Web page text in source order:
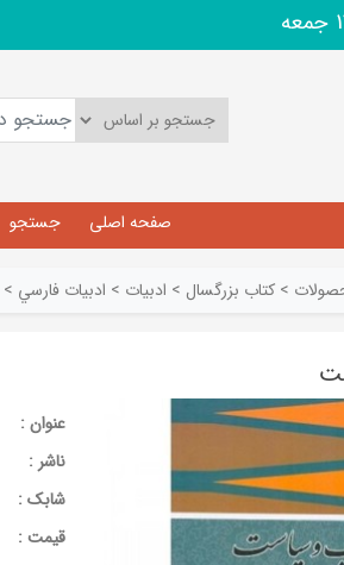
صفحه اصلی جستجو
> کتاب بزرگسال > ادبیات > ادبيات فارسي >
عنوان :
ناشر :
شابک :
قيمت :